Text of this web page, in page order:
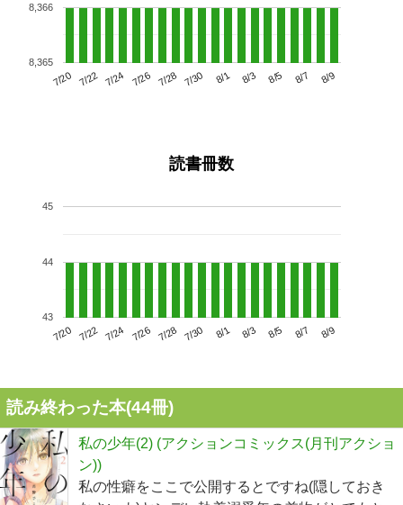
7/20 7/22 7/24 7/26 7/28 7/30 8/1 8/3 8/5 8/7 8/9
8,365
8,366
読書冊数
7/20 7/22 7/24 7/26 7/28 7/30 8/1 8/3 8/5 8/7 8/9
43
44
45
読み終わった本(44冊)
私の少年(2) (アクションコミックス(月刊アクショ
ン))
私の性癖をここで公開するとですね(隠しておき